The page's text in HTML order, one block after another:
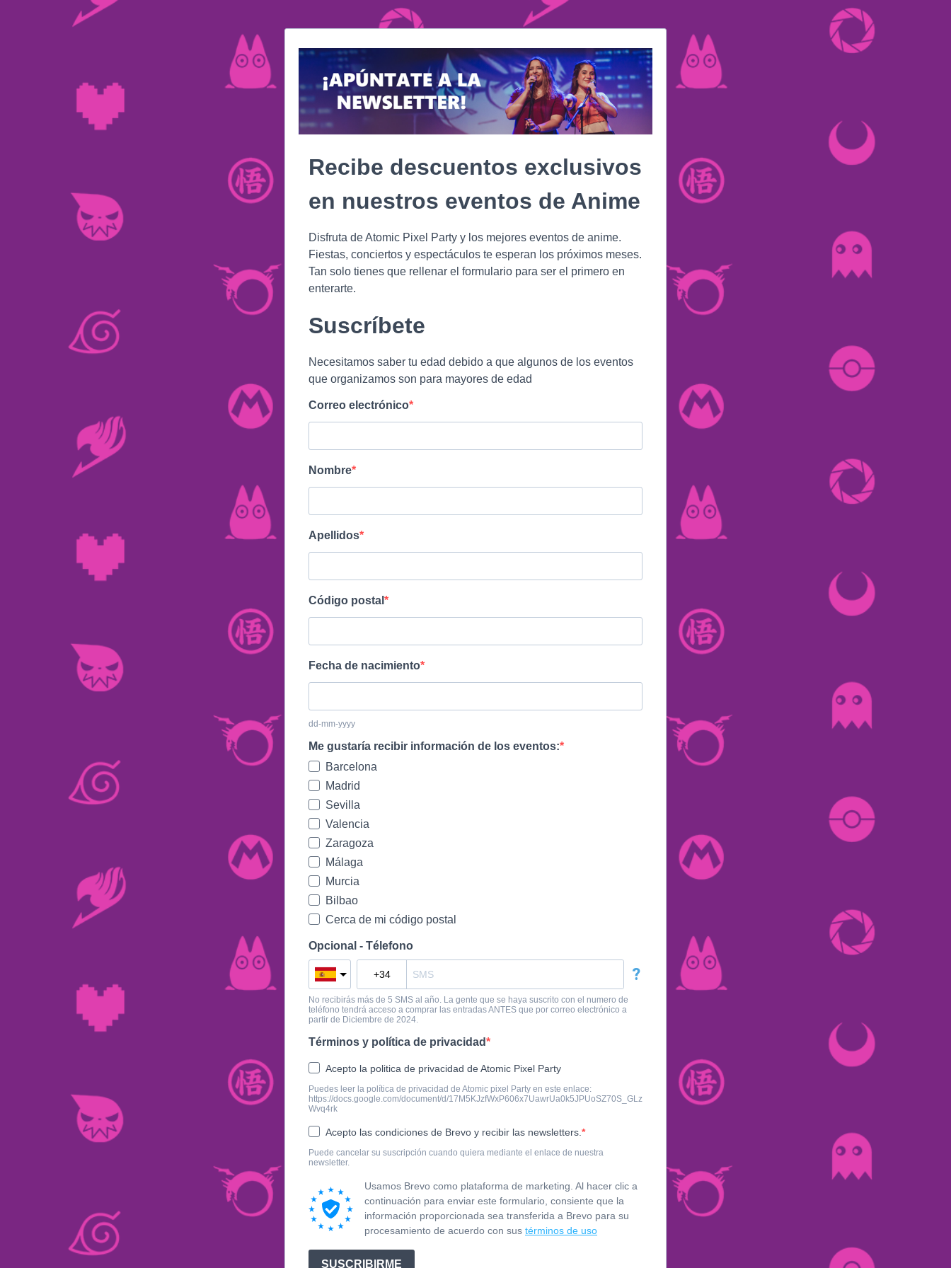
Recibe descuentos exclusivos
en nuestros eventos de Anime
Disfruta de Atomic Pixel Party y los mejores eventos de anime.
Fiestas, conciertos y espectáculos te esperan los próximos meses.
Tan solo tienes que rellenar el formulario para ser el primero en
enterarte.
Suscríbete
Necesitamos saber tu edad debido a que algunos de los eventos
que organizamos son para mayores de edad
Correo electrónico
Nombre
Apellidos
Código postal
Fecha de nacimiento
dd-mm-yyyy
Me gustaría recibir información de los eventos:
Barcelona
Madrid
Sevilla
Valencia
Zaragoza
Málaga
Murcia
Bilbao
Cerca de mi código postal
Opcional - Télefono
?
No recibirás más de 5 SMS al año. La gente que se haya suscrito con el numero de
teléfono tendrá acceso a comprar las entradas ANTES que por correo electrónico a
partir de Diciembre de 2024.
Términos y política de privacidad
Acepto la politica de privacidad de Atomic Pixel Party
Puedes leer la política de privacidad de Atomic pixel Party en este enlace:
https://docs.google.com/document/d/17M5KJzfWxP606x7UawrUa0k5JPUoSZ70S_GLz
Wvq4rk
Acepto las condiciones de Brevo y recibir las newsletters.
Puede cancelar su suscripción cuando quiera mediante el enlace de nuestra
newsletter.
Usamos Brevo como plataforma de marketing. Al hacer clic a
continuación para enviar este formulario, consiente que la
información proporcionada sea transferida a Brevo para su
procesamiento de acuerdo con sus términos de uso
SUSCRIBIRME